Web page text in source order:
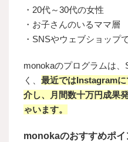
・20代～30代の女性
・お子さんのいるママ層
・SNSやウェブショップ
monokaのプログラムは
く、 最近ではInstagram
介し、月間数十万円成果
ゃいます。
monokaのおすすめポイ